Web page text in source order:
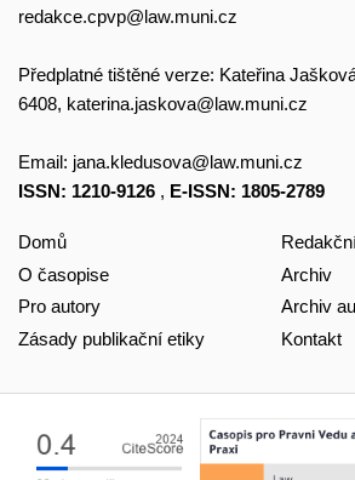
redakce.cpvp@law.muni.cz
Předplatné tištěné verze: Kateřina
6408, katerina.jaskova@law.muni.cz
Email: jana.kledusova@law.muni.cz
ISSN: 1210-9126 , E-ISSN: 1805-2789
Domů
O časopise
Pro autory
Zásady publikační etiky
Archiv
Archiv
Kontakt